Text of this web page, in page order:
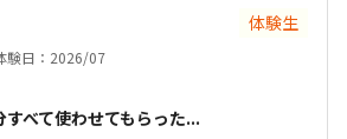
必ず手を洗うルールも良いです。教室にある
理整頓されています。キット代が兄弟割引で
金も無料に。欲を言えば、...
体験生
験日：2026/07
べて使わせてもらった...